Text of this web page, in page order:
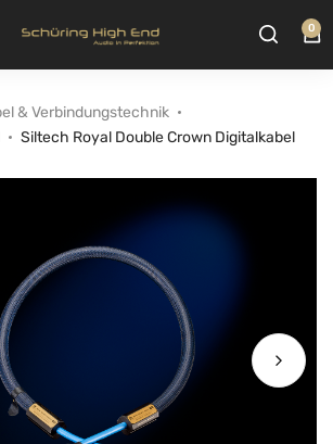
0
& Verbindungstechnik
Siltech Royal Double Crown Digitalkabel